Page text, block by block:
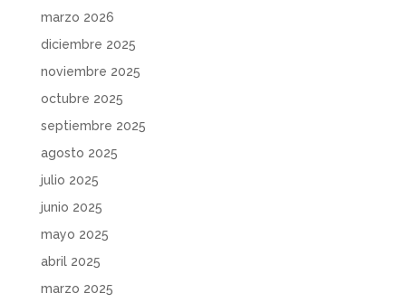
marzo 2026
diciembre 2025
noviembre 2025
octubre 2025
septiembre 2025
agosto 2025
julio 2025
junio 2025
mayo 2025
abril 2025
marzo 2025